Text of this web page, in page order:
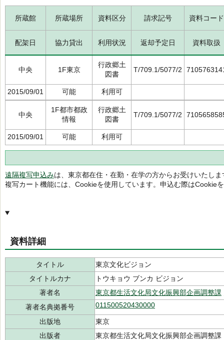
所蔵館 所蔵場所 資料区分 請求記号 資料コード
配架日 協力貸出 利用状況 返却予定日 資料取扱
中央 1F東京
行政郷土
図書
T/709.1/5077/2
2015/09/01 可能 利用可
中央
1F都市都政
情報
行政郷土
図書
T/709.1/5077/2
2015/09/01 可能 利用可
遠隔複写申込みは、東京都在住・在勤・在学の方からお受けいたしま
複写カート機能には、Cookieを使用しています。申込む際はCookie
資料詳細
タイトル
東京文化ビジョン
タイトルカナ
トウキョウ ブンカ ビジョン
著者名
東京都生活文化局文化振興部企画調整課
著者名典拠番号
011500520430000
出版地
東京
出版者
東京都生活文化局文化振興部企画調整課